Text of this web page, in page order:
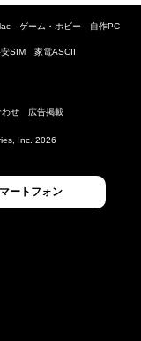
ゲーム・ホビー 自作PC
SIM 家電ASCII
わせ 広告掲載
Inc. 2026
ートフォン